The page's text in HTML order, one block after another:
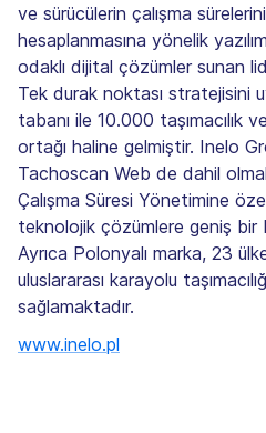
ve sürücülerin çalışma
hesaplanmasına yönelik
odaklı dijital çözümler sunan
Tek durak noktası stratejisini
tabanı ile 10.000 taşımacılık
ortağı haline gelmiştir. Inelo
Tachoscan Web de dahil
Çalışma Süresi Yönetimine
teknolojik çözümlere geniş bir
Ayrıca Polonyalı marka, 23
uluslararası karayolu
sağlamaktadır.
www.inelo.pl